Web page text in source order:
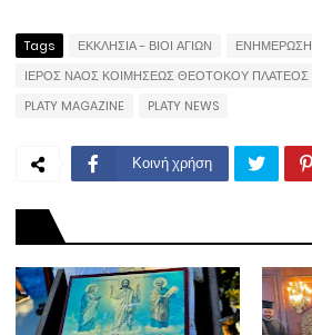
Tags ΕΚΚΛΗΣΙΑ - ΒΙΟΙ ΑΓΙΩΝ ΕΝΗΜΕΡΩΣΗ
ΙΕΡΟΣ ΝΑΟΣ ΚΟΙΜΗΣΕΩΣ ΘΕΟΤΟΚΟΥ ΠΛΑΤΕΟΣ
PLATY MAGAZINE
PLATY NEWS
Κοινή χρήση